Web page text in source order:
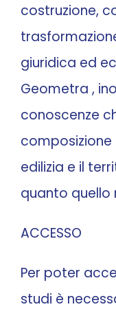
costruzione,
giuridica ed
Geometra ,
conoscenze
composizione
edilizia e il
quanto quello
ACCESSO
Per poter
studi è